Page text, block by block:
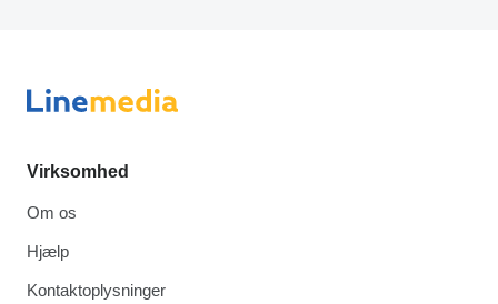
Virksomhed
Om os
Hjælp
Kontaktoplysninger